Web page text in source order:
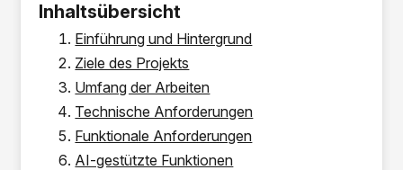
Inhaltsübersicht
Einführung und Hintergrund
Ziele des Projekts
Umfang der Arbeiten
Technische Anforderungen
Funktionale Anforderungen
AI-gestützte Funktionen